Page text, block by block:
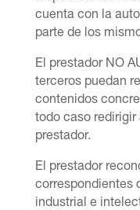
cuenta con la
parte de los
El prestador NO
terceros puedan
contenidos
todo caso redirigir
prestador.
El prestador
correspondientes
industrial e